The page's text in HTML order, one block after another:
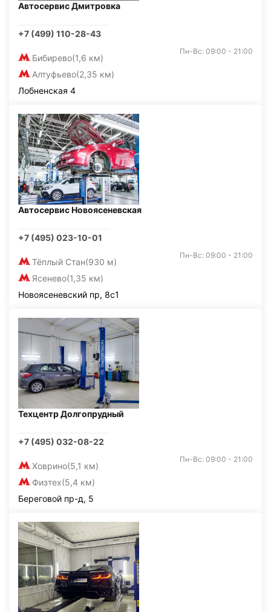
Автосервис Дмитровка
+7 (499) 110-28-43
Бибирево(1,6 км)
Алтуфьево(2,35 км)
Пн-Вс: 09:00 - 21:00
Лобненская 4
Автосервис Новоясеневская
+7 (495) 023-10-01
Тёплый Стан(930 м)
Ясенево(1,35 км)
Пн-Вс: 09:00 - 21:00
Новоясеневский пр, 8с1
Техцентр Долгопрудный
+7 (495) 032-08-22
Ховрино(5,1 км)
Физтех(5,4 км)
Пн-Вс: 09:00 - 21:00
Береговой пр-д, 5